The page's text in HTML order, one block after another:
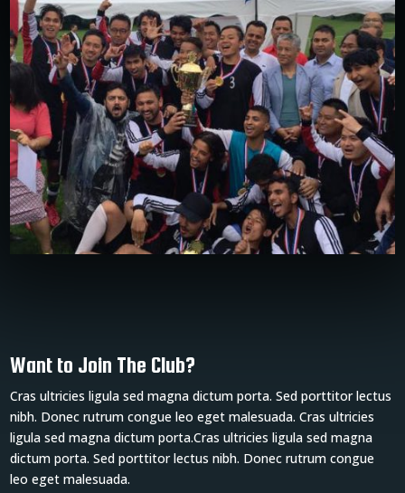
Want to Join The Club?
Cras ultricies ligula sed magna dictum porta. Sed porttitor lectus
nibh. Donec rutrum congue leo eget malesuada. Cras ultricies
ligula sed magna dictum porta.Cras ultricies ligula sed magna
dictum porta. Sed porttitor lectus nibh. Donec rutrum congue
leo eget malesuada.